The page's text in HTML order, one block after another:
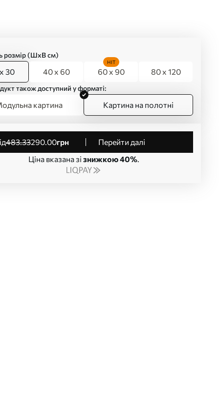
розмір (ШхВ см)
30 40 x 60 60 x 90
HIT
80 x 120
також доступний у форматі:
картина Картина на полотні
від483.33290.00грн
Перейти далі
Ціна вказана зі знижкою 40%.